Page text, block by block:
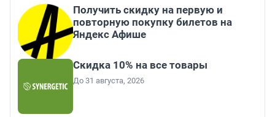
Получить скидку на первую и
повторную покупку билетов на
Яндекс Афише
Скидка 10% на все товары
До 31 августа, 2026